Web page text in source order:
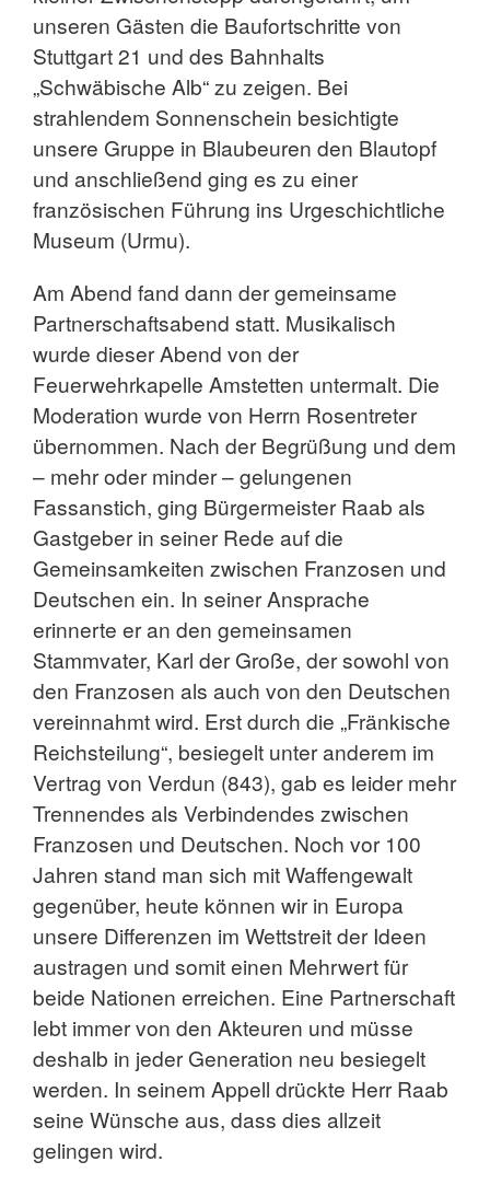
unseren Gästen die Baufortschritte von
Stuttgart 21 und des Bahnhalts
„Schwäbische Alb“ zu zeigen. Bei
strahlendem Sonnenschein besichtigte
unsere Gruppe in Blaubeuren den Blautopf
und anschließend ging es zu einer
französischen Führung ins Urgeschichtliche
Museum (Urmu).
Am Abend fand dann der gemeinsame
Partnerschaftsabend statt. Musikalisch
wurde dieser Abend von der
Feuerwehrkapelle Amstetten untermalt. Die
Moderation wurde von Herrn Rosentreter
übernommen. Nach der Begrüßung und dem
– mehr oder minder – gelungenen
Fassanstich, ging Bürgermeister Raab als
Gastgeber in seiner Rede auf die
Gemeinsamkeiten zwischen Franzosen und
Deutschen ein. In seiner Ansprache
erinnerte er an den gemeinsamen
Stammvater, Karl der Große, der sowohl von
den Franzosen als auch von den Deutschen
vereinnahmt wird. Erst durch die „Fränkische
Reichsteilung“, besiegelt unter anderem im
Vertrag von Verdun (843), gab es leider mehr
Trennendes als Verbindendes zwischen
Franzosen und Deutschen. Noch vor 100
Jahren stand man sich mit Waffengewalt
gegenüber, heute können wir in Europa
unsere Differenzen im Wettstreit der Ideen
austragen und somit einen Mehrwert für
beide Nationen erreichen. Eine Partnerschaft
lebt immer von den Akteuren und müsse
deshalb in jeder Generation neu besiegelt
werden. In seinem Appell drückte Herr Raab
seine Wünsche aus, dass dies allzeit
gelingen wird.